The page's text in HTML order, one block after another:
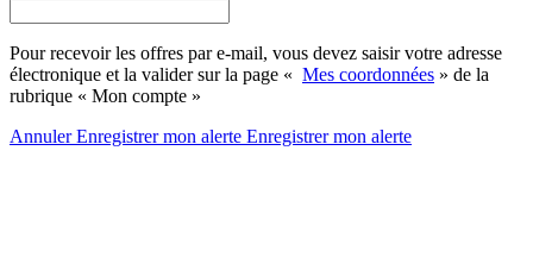
Pour recevoir les offres par e-mail, vous devez saisir votre adresse
électronique et la valider sur la page « Mes coordonnées » de la
rubrique « Mon compte »
AnnulerEnregistrer mon alerte Enregistrermon alerte